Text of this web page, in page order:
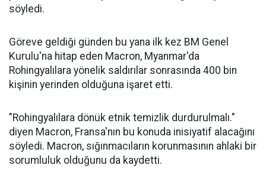
söyledi.
Göreve geldiği günden bu yana ilk kez BM Genel
Kurulu'na hitap eden Macron, Myanmar'da
Rohingyalılara yönelik saldırılar sonrasında 400 bin
kişinin yerinden olduğuna işaret etti.
"Rohingyalılara dönük etnik temizlik durdurulmalı."
diyen Macron, Fransa'nın bu konuda inisiyatif alacağını
söyledi. Macron, sığınmacıların korunmasının ahlaki bir
sorumluluk olduğunu da kaydetti.